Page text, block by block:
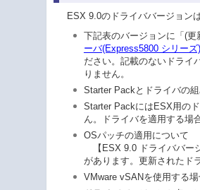
ESX 9.0のドライババージョン
下記表のバージョンに「(
ーバ(Express5800 シリー
ださい。記載のないドライ
りません。
Starter Packとドライバの
Starter PackにはESX用の
ん。ドライバを適用する場
OSパッチの適用について
【ESX 9.0 ドライババー
があります。更新されたド
VMware vSANを使用する